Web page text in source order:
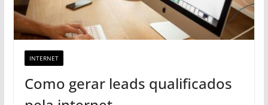
INTERNET
Como gerar leads qualificados